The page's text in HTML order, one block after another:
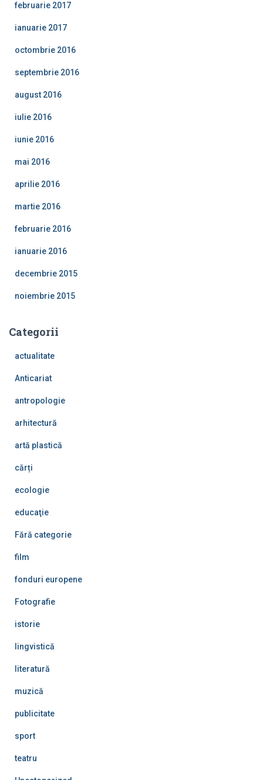
februarie 2017
ianuarie 2017
octombrie 2016
septembrie 2016
august 2016
iulie 2016
iunie 2016
mai 2016
aprilie 2016
martie 2016
februarie 2016
ianuarie 2016
decembrie 2015
noiembrie 2015
Categorii
actualitate
Anticariat
antropologie
arhitectură
artă plastică
cărți
ecologie
educaţie
Fără categorie
film
fonduri europene
Fotografie
istorie
lingvistică
literatură
muzică
publicitate
sport
teatru